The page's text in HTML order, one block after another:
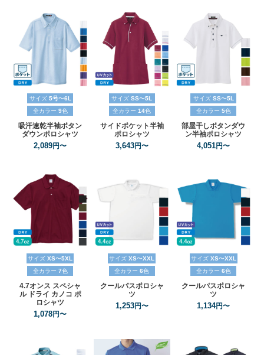
サイズ 5号〜6L
全カラー 9色
吸汗速乾半袖ボタン
ダウンポロシャツ
2,089円〜
サイズ SS〜5L
全カラー 14色
サイドポケット半袖
ポロシャツ
3,643円〜
サイズ SS〜5L
全カラー 5色
部屋干しボタンダウ
ン半袖ポロシャツ
4,051円〜
サイズ XS〜5XL
全カラー 7色
4.7オンス スペシャ
ル ドライ カノコ ポ
ロシャツ
1,078円〜
サイズ XS〜XXL
全カラー 6色
クールパスポロシャ
ツ
1,253円〜
サイズ XS〜XXL
全カラー 6色
クールパスポロシャ
ツ
1,134円〜